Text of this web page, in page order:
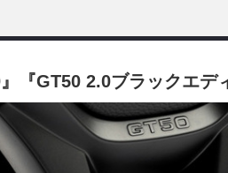
北
関
GT50 2.0ブラックエデ